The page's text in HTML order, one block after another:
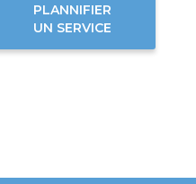
PLANNIFIER
UN SERVICE